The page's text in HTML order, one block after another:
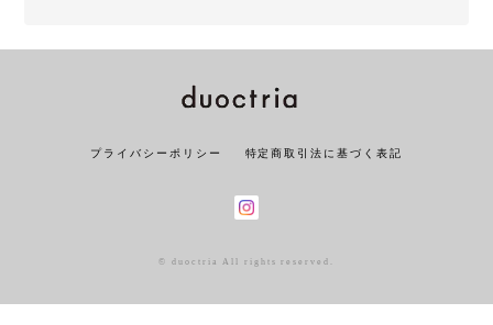
プライバシーポリシー 特定商取引法に基づく表記
© duoctria All rights reserved.